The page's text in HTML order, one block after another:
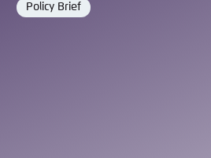
Format
Policy Brief